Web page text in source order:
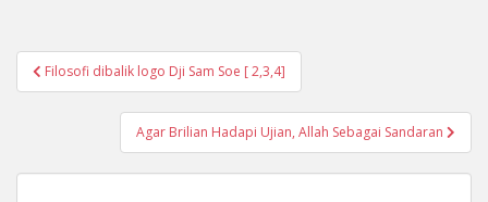
Navigasi
pos
Filosofi dibalik logo Dji Sam Soe [ 2,3,4]
Agar Brilian Hadapi Ujian, Allah Sebagai Sandaran